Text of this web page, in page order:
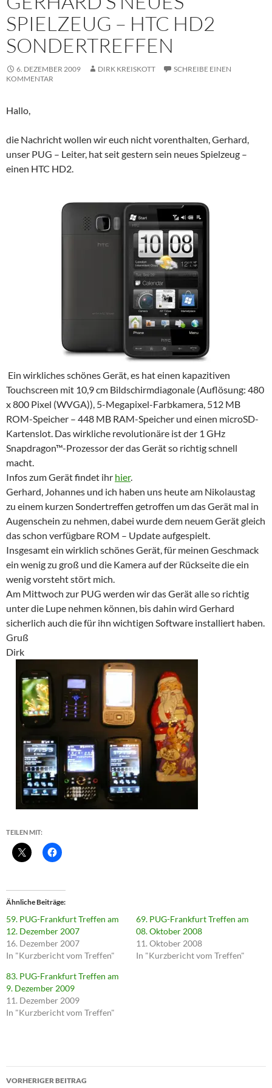
SPIELZEUG – HTC HD2
SONDERTREFFEN
6. DEZEMBER 2009 DIRK KREISKOTT
SCHREIBE EINEN
KOMMENTAR
Hallo,
die Nachricht wollen wir euch nicht vorenthalten, Gerhard,
unser PUG – Leiter, hat seit gestern sein neues Spielzeug –
einen HTC HD2.
Ein wirkliches schönes Gerät, es hat einen kapazitiven
Touchscreen mit 10,9 cm Bildschirmdiagonale (Auflösung: 480
x 800 Pixel (WVGA)), 5-Megapixel-Farbkamera, 512 MB
ROM-Speicher – 448 MB RAM-Speicher und einen microSD-
Kartenslot. Das wirkliche revolutionäre ist der 1 GHz
Snapdragon™-Prozessor der das Gerät so richtig schnell
macht.
Infos zum Gerät findet ihr hier.
Gerhard, Johannes und ich haben uns heute am Nikolaustag
zu einem kurzen Sondertreffen getroffen um das Gerät mal in
Augenschein zu nehmen, dabei wurde dem neuem Gerät gleich
das schon verfügbare ROM – Update aufgespielt.
Insgesamt ein wirklich schönes Gerät, für meinen Geschmack
ein wenig zu groß und die Kamera auf der Rückseite die ein
wenig vorsteht stört mich.
Am Mittwoch zur PUG werden wir das Gerät alle so richtig
unter die Lupe nehmen können, bis dahin wird Gerhard
sicherlich auch die für ihn wichtigen Software installiert haben.
Gruß
Dirk
TEILEN MIT:
Ähnliche Beiträge
59. PUG-Frankfurt Treffen am
12. Dezember 2007
16. Dezember 2007
In "Kurzbericht vom Treffen"
69. PUG-Frankfurt Treffen am
08. Oktober 2008
11. Oktober 2008
In "Kurzbericht vom Treffen"
83. PUG-Frankfurt Treffen am
9. Dezember 2009
11. Dezember 2009
In "Kurzbericht vom Treffen"
Beitragsnavigation
VORHERIGER BEITRAG